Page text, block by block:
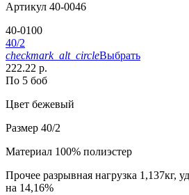
Артикул 40-0046
40-0100
40/2
checkmark_alt_circleВыбрать
222.22 р.
По 5 боб
Цвет бежевый
Размер 40/2
Материал 100% полиэстер
Прочее разрывная нагрузка 1,137кг,
на 14,16%